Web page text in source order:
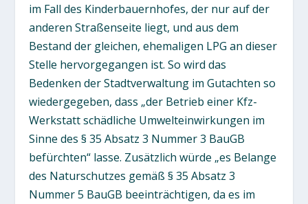
im Fall des Kinderbauernhofes, der nur auf der
anderen Straßenseite liegt, und aus dem
Bestand der gleichen, ehemaligen LPG an dieser
Stelle hervorgegangen ist. So wird das
Bedenken der Stadtverwaltung im Gutachten so
wiedergegeben, dass „der Betrieb einer Kfz-
Werkstatt schädliche Umwelteinwirkungen im
Sinne des § 35 Absatz 3 Nummer 3 BauGB
befürchten“ lasse. Zusätzlich würde „es Belange
des Naturschutzes gemäß § 35 Absatz 3
Nummer 5 BauGB beeinträchtigen, da es im